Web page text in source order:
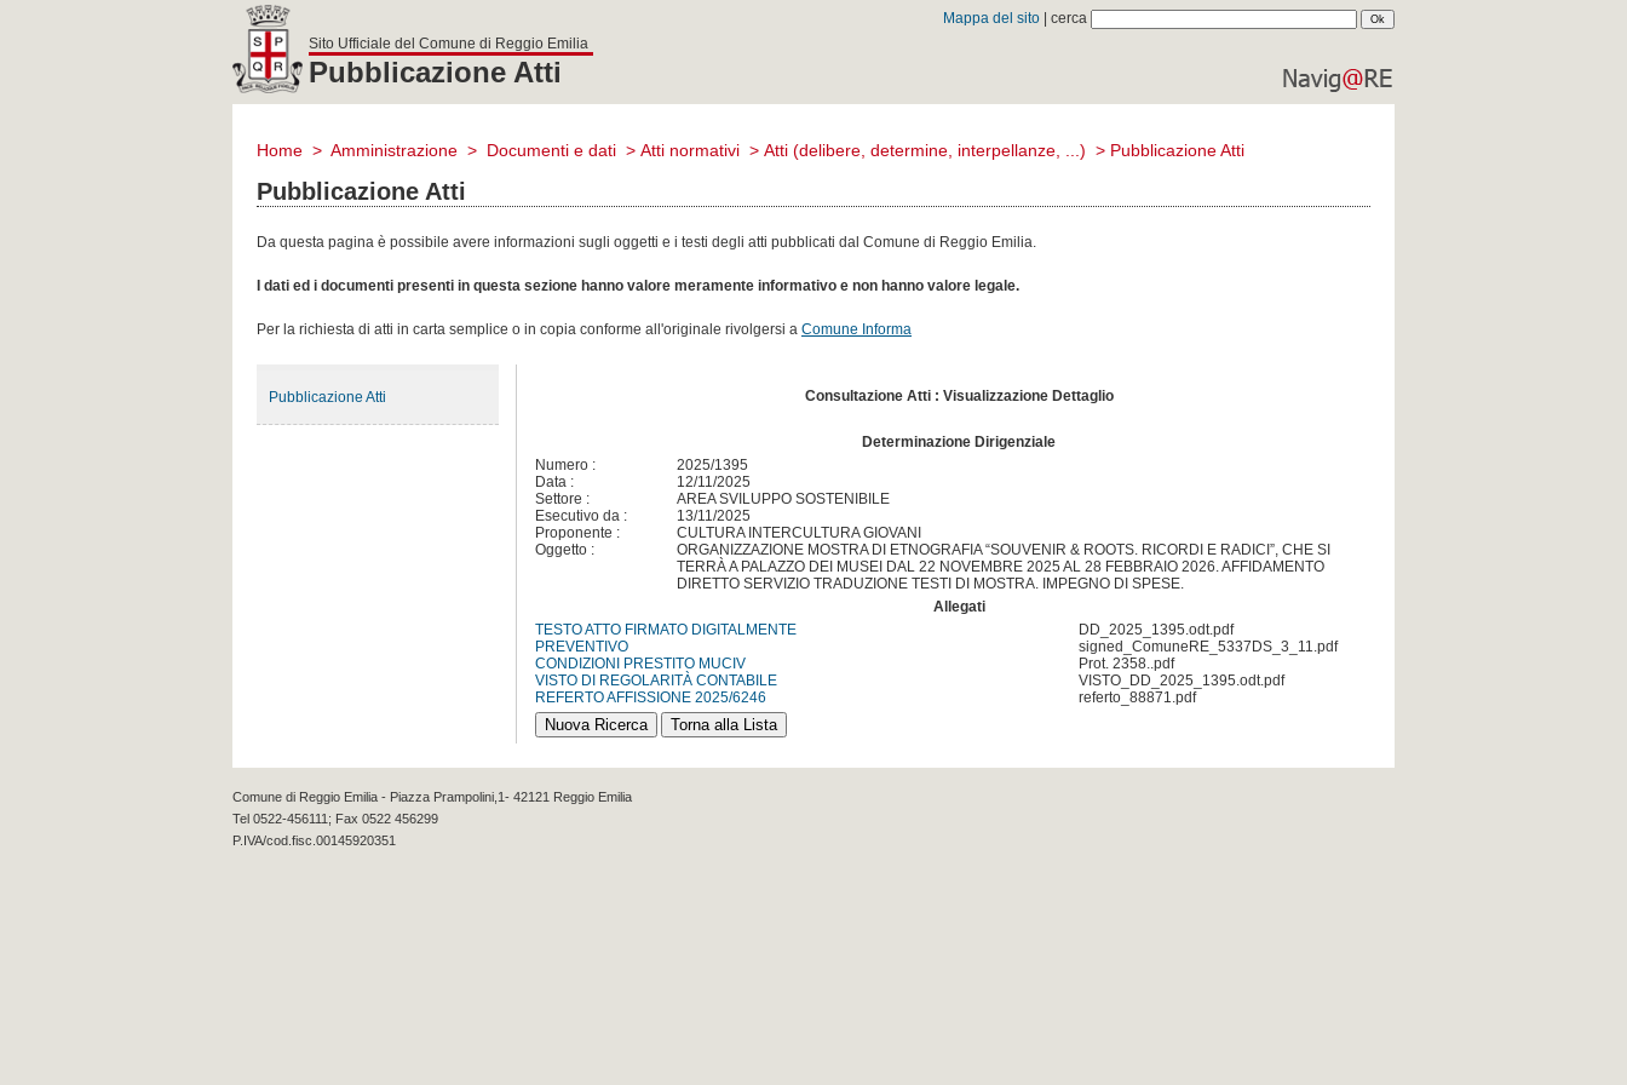
Mappa del sito | cerca
reggio
emilia
comune di
Sito Ufficiale del Comune di Reggio Emilia
Pubblicazione Atti
Home > Amministrazione > Documenti e dati > Atti normativi > Atti (delibere, determine, interpellanze, ...) > Pubblicazione Atti
Pubblicazione Atti
Da questa pagina è possibile avere informazioni sugli oggetti e i testi degli atti pubblicati dal Comune di Reggio Emilia.
I dati ed i documenti presenti in questa sezione hanno valore meramente informativo e non hanno valore legale.
Per la richiesta di atti in carta semplice o in copia conforme all'originale rivolgersi a Comune Informa
Consultazione Atti : Visualizzazione Dettaglio
Determinazione Dirigenziale
Numero :
2025/1395
Data :
12/11/2025
Settore :
AREA SVILUPPO SOSTENIBILE
Esecutivo da :
13/11/2025
Proponente :
CULTURA INTERCULTURA GIOVANI
Oggetto :
ORGANIZZAZIONE MOSTRA DI ETNOGRAFIA “SOUVENIR & ROOTS. RICORDI E RADICI”, CHE SI
TERRÀ A PALAZZO DEI MUSEI DAL 22 NOVEMBRE 2025 AL 28 FEBBRAIO 2026. AFFIDAMENTO
DIRETTO SERVIZIO TRADUZIONE TESTI DI MOSTRA. IMPEGNO DI SPESE.
Allegati
TESTO ATTO FIRMATO DIGITALMENTE
DD_2025_1395.odt.pdf
PREVENTIVO
signed_ComuneRE_5337DS_3_11.pdf
CONDIZIONI PRESTITO MUCIV
Prot. 2358..pdf
VISTO DI REGOLARITÀ CONTABILE
VISTO_DD_2025_1395.odt.pdf
REFERTO AFFISSIONE 2025/6246
referto_88871.pdf
Pubblicazione Atti
Comune di Reggio Emilia - Piazza Prampolini,1- 42121 Reggio Emilia
Tel 0522-456111; Fax 0522 456299
P.IVA/cod.fisc.00145920351